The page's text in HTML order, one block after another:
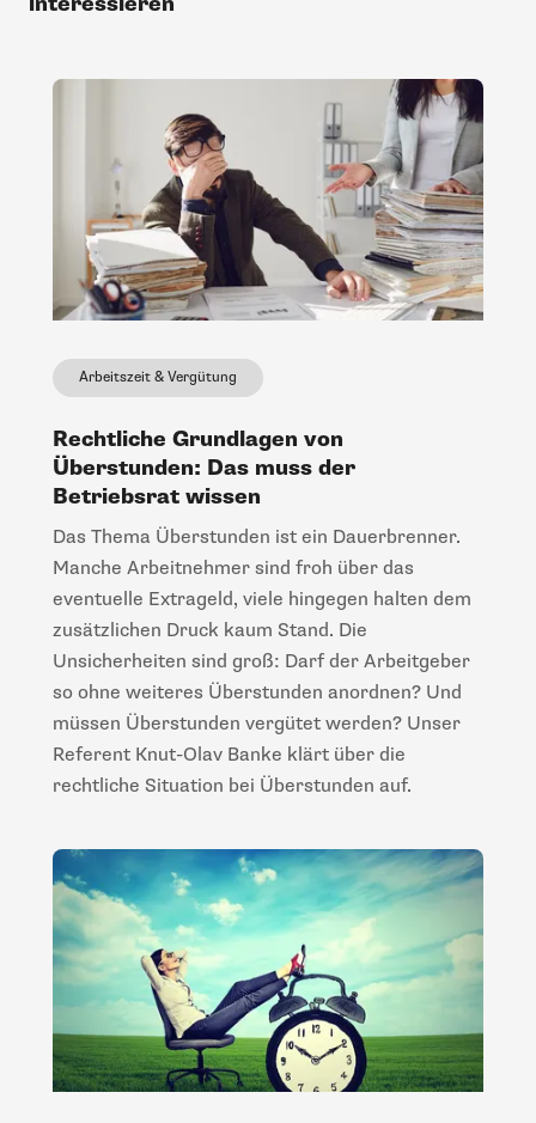
Arbeitszeit & Vergütung
Rechtliche Grundlagen von
Überstunden: Das muss der
Betriebsrat wissen
Das Thema Überstunden ist ein Dauerbrenner.
Manche Arbeitnehmer sind froh über das
eventuelle Extrageld, viele hingegen halten dem
zusätzlichen Druck kaum Stand. Die
Unsicherheiten sind groß: Darf der Arbeitgeber
so ohne weiteres Überstunden anordnen? Und
müssen Überstunden vergütet werden? Unser
Referent Knut-Olav Banke klärt über die
rechtliche Situation bei Überstunden auf.